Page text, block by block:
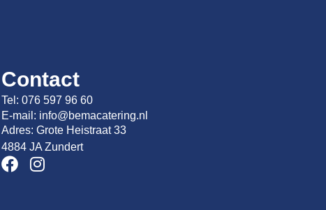
Contact
Tel: 076 597 96 60
E-mail: info@bemacatering.nl
Adres: Grote Heistraat 33
4884 JA Zundert